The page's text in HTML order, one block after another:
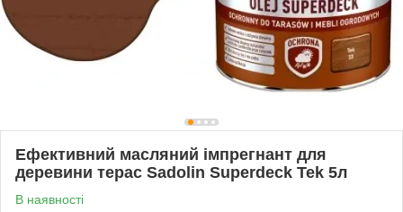
Ефективний масляний імпрегнант для
деревини терас Sadolin Superdeck Tek 5л
В наявності